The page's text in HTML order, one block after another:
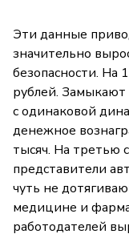
Эти данные
значительно
безопасности. На
рублей. Замыкают
с одинаковой
денежное
тысяч. На третью
представители
чуть не
медицине и
работодателей